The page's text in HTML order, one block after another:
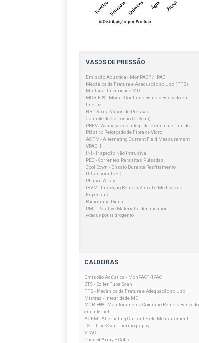
VASOS DE PRESSÃO
Emissão Acústica - MonPAC™ / IPAC
Mecânica da Fratura e Adequação ao Uso (FFS)
Mistras - Integridade MD
MCR-BI® - Monit. Contínuo Remoto Baseado em
Internet
NR-13 para Vasos de Pressão
Controle de Corrosão (C-Scan)
PRFV - Avaliação de Integridade em materiais de
Plástico Reforçado de Fibra de Vidro
ACFM - Alternating Current Field Measurement
VPAC II
INI - Inspeção Não Intrusiva
PEC - Correntes Parasitas Pulsadas
Cool Down - Ensaio Durante Resfriamento
Ultrassom ToFD
Phased Array
IRVM - Inspeção Remota Visual e Medição de
Espessura
Radiografia Digital
PMI - Positive Materials Identification
Ataque por Hidrogênio
CALDEIRAS
Emissão Acústica - MonPAC™/IPAC
BTS - Boiler Tube Scan
FFS - Mecânica da Fratura e Adequação ao Uso
Mistras - Integridade MD
MCR-BI® - Monitoramento Contínuo Remoto Baseado
em Internet
ACFM - Alternating Current Field Measurement
LST - Line Scan Thermography
VPAC II
Phased Array + Cobra